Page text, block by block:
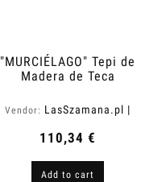
"MURCIÉLAGO" Tepi de
Madera de Teca
Vendor: LasSzamana.pl |
110,34 €
Add to cart